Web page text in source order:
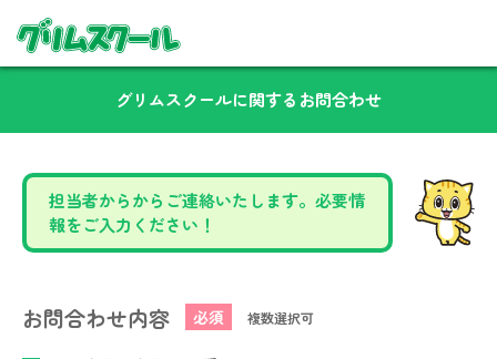
グリムスクールに関するお問合わせ
担当者からからご連絡いたします。必要情
報をご入力ください！
お問合わせ内容 必須 複数選択可